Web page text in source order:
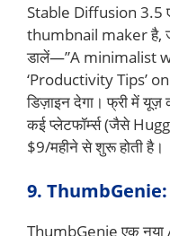
Stable Diffusion 3.5
thumbnail maker है,
डालें—”A minimalist
‘Productivity Tips’
डिज़ाइन देगा। फ्री में
कई प्लेटफॉर्म्स (जैसे
$9/महीने से शुरू होती है।
9. ThumbGenie:
ThumbGenie एक नया